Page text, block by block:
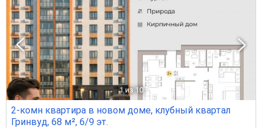
1 из 10
2-комн квартира в новом доме, клубный квартал
Гринвуд, 68 м², 6/9 эт.